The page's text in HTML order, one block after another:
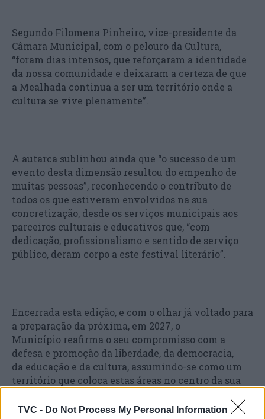
TVC - Do Not Process My Personal Information
Segundo Filomena Pinheiro, vice-presidente da
Câmara Municipal, com o pelouro da Cultura,
“foram dias intensos, que reforçaram a identidade
da nossa comunidade e deixaram a certeza de que
a Mealhada continua a ser um território onde a
cultura se vive plenamente”.
A autarca sublinhou ainda que “o sucesso de um
evento desta dimensão resultou do empenho de
muitas pessoas”, reconhecendo o contributo de
todos os que estiveram envolvidos na sua
concretização, desde os serviços municipais aos
parceiros culturais e educativos que, “com
dedicação, profissionalismo e sentido de serviço
público, deram corpo a este festival literário”.
Encerrada esta edição, e com o olhar já voltado para
a preparação da próxima, em 2027, o
Município reafirma o seu compromisso com a
defesa e promoção da liberdade, da democracia,
da educação e da cultura, assumindo-se como um
território que coloca estas áreas no centro da sua